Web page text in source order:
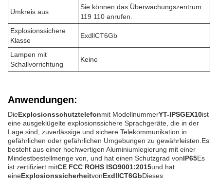
Umkreis aus
Sie können das Überwachungszentrum
119 110 anrufen.
Explosionssichere
Klasse
ExdllCT6Gb
Lampen mit
Schallvorrichtung
Keine
Anwendungen:
DieExplosionsschutztelefonmit ModellnummerYT-IPSGEX10ist
eine ausgeklügelte explosionssichere Sprachgeräte, die in der
Lage sind, zuverlässige und sichere Telekommunikation in
gefährlichen oder gefährlichen Umgebungen zu gewährleisten.Es
besteht aus einer hochwertigen Aluminiumlegierung mit einer
Mindestbestellmenge von, und hat einen Schutzgrad vonIP65Es
ist zertifiziert mitCE FCC ROHS ISO9001:2015und hat
eineExplosionssicherheitvonExdllCT6GbDieses